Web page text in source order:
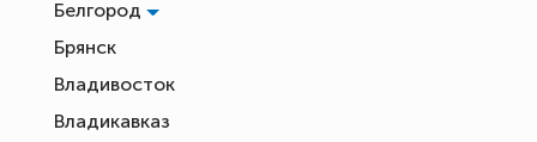
Белгород
Брянск
Владивосток
Владикавказ